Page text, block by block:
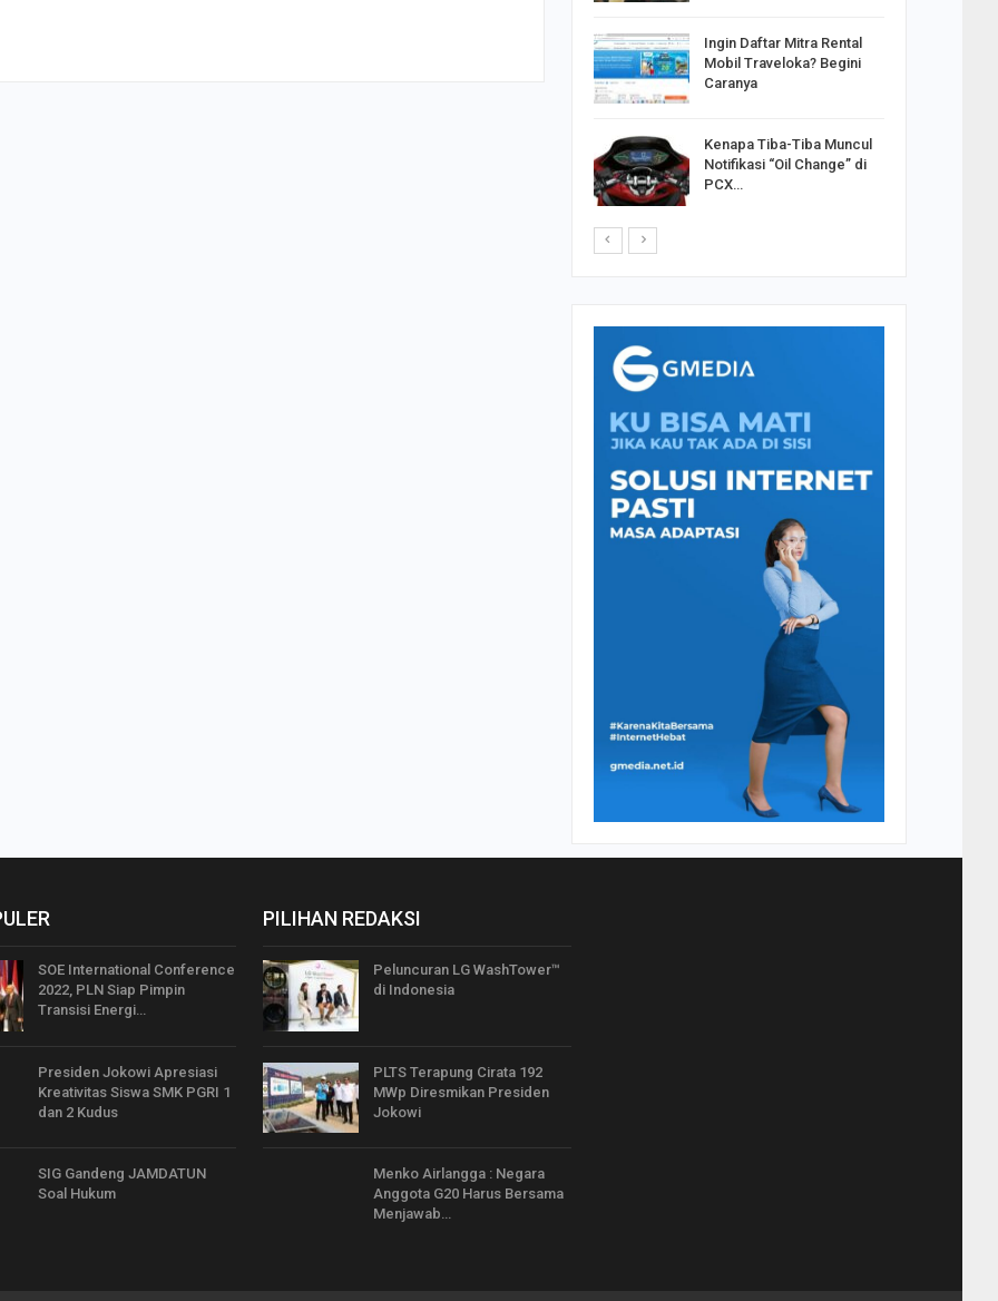
Ingin Daftar Mitra Rental
Mobil Traveloka? Begini
Caranya
Kenapa Tiba-Tiba Muncul
Notifikasi “Oil Change” di
PCX…
SOE International Conference
2022, PLN Siap Pimpin
Transisi Energi…
Presiden Jokowi Apresiasi
Kreativitas Siswa SMK PGRI 1
dan 2 Kudus
SIG Gandeng JAMDATUN
Soal Hukum
PILIHAN REDAKSI
Peluncuran LG WashTower™
di Indonesia
PLTS Terapung Cirata 192
MWp Diresmikan Presiden
Jokowi
Menko Airlangga : Negara
Anggota G20 Harus Bersama
Menjawab…